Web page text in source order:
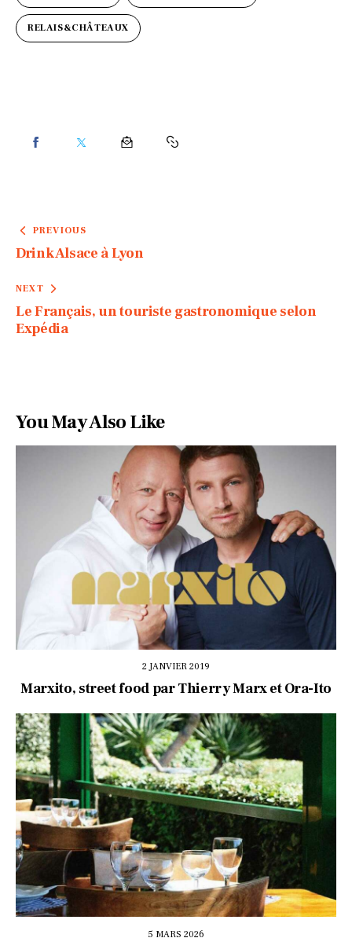
RELAIS&CHÂTEAUX
PREVIOUS
Drink Alsace à Lyon
NEXT
Le Français, un touriste gastronomique selon
Expédia
You May Also Like
2 JANVIER 2019
Marxito, street food par Thierry Marx et Ora-Ito
5 MARS 2026